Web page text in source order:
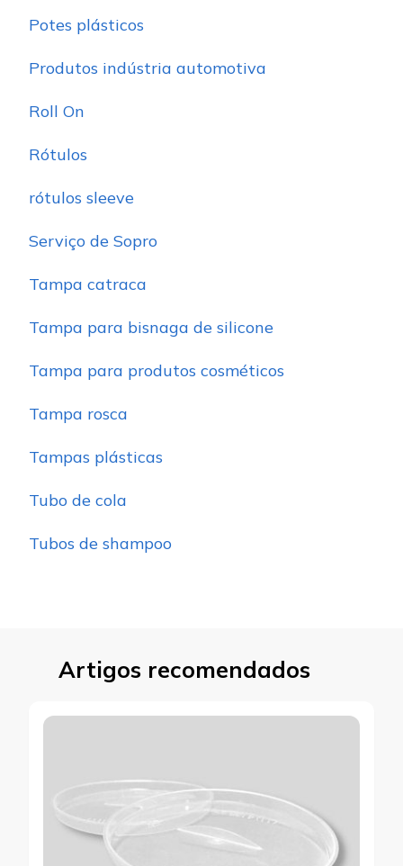
Potes plásticos
Produtos indústria automotiva
Roll On
Rótulos
rótulos sleeve
Serviço de Sopro
Tampa catraca
Tampa para bisnaga de silicone
Tampa para produtos cosméticos
Tampa rosca
Tampas plásticas
Tubo de cola
Tubos de shampoo
Artigos recomendados